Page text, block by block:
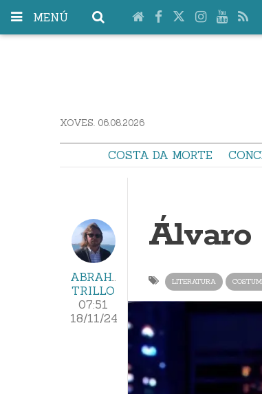
MENÚ
XOVES. 06.08.2026
COSTA DA MORTE
ABRAHAM
TRILLO
07:51
18/11/24
Álvaro
LITERATURA